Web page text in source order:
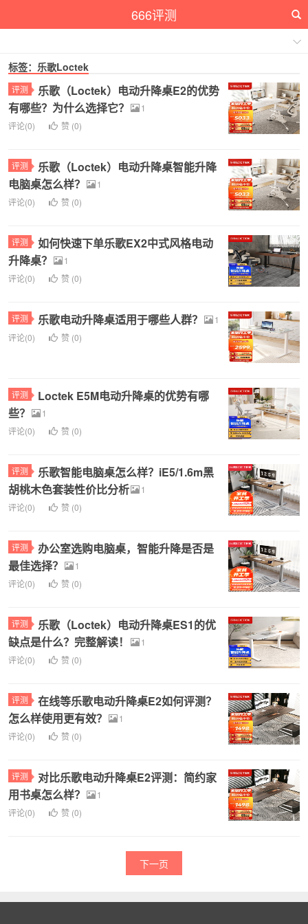
666评测
标签：乐歌Loctek
评测
乐歌（Loctek）电动升降桌E2的优势
有哪些？为什么选择它？
1
评论(0)
赞 (0)
评测
乐歌（Loctek）电动升降桌智能升降
电脑桌怎么样？
1
评论(0)
赞 (0)
评测
如何快速下单乐歌EX2中式风格电动
升降桌？
1
评论(0)
赞 (0)
评测 乐歌电动升降桌适用于哪些人群？
1
评论(0)
赞 (0)
评测
Loctek E5M电动升降桌的优势有哪
些？
1
评论(0)
赞 (0)
评测
乐歌智能电脑桌怎么样？iE5/1.6m黑
胡桃木色套装性价比分析
1
评论(0)
赞 (0)
评测
办公室选购电脑桌，智能升降是否是
最佳选择？
1
评论(0)
赞 (0)
评测
乐歌（Loctek）电动升降桌ES1的优
缺点是什么？完整解读！
1
评论(0)
赞 (0)
评测
在线等乐歌电动升降桌E2如何评测？
怎么样使用更有效？
1
评论(0)
赞 (0)
评测
对比乐歌电动升降桌E2评测：简约家
用书桌怎么样？
1
评论(0)
赞 (0)
下一页